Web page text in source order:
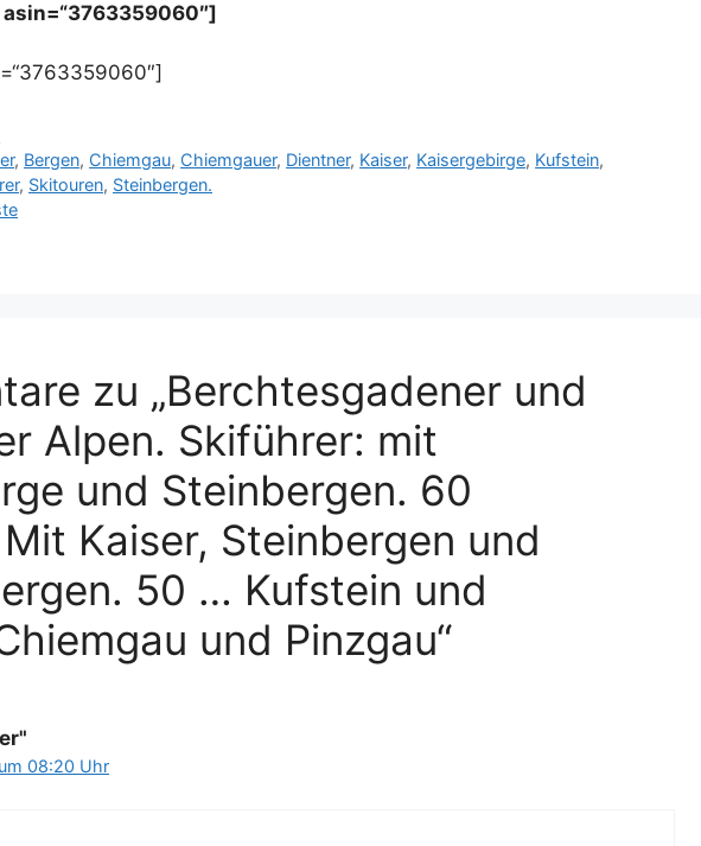
, Bergen, Chiemgau, Chiemgauer, Dientner, Kaiser, Kaisergebirge, Kufstein,
, Skitouren, Steinbergen.
zu „Berchtesgadener und
Alpen. Skiführer: mit
und Steinbergen. 60
Kaiser, Steinbergen und
50 … Kufstein und
und Pinzgau“
08:20 Uhr